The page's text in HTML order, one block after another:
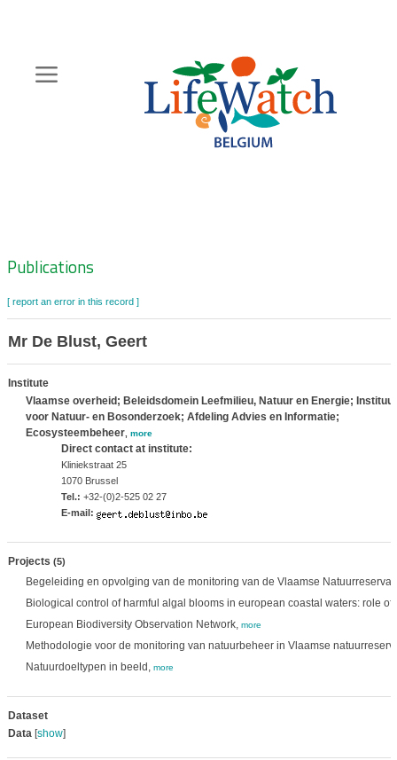
content
Zoeknavigatie
Publications
[ report an error in this record ]
Mr De Blust, Geert
Institute
Vlaamse overheid; Beleidsdomein Leefmilieu, Natuur en Energie; Instituut
voor Natuur- en Bosonderzoek; Afdeling Advies en Informatie;
Ecosysteembeheer, more
Direct contact at institute:
Kliniekstraat 25
1070 Brussel
Tel.: +32-(0)2-525 02 27
E-mail:
Projects (5)
Begeleiding en opvolging van de monitoring van de Vlaamse
Biological control of harmful algal blooms in european coastal waters: role
European Biodiversity Observation Network, more
Methodologie voor de monitoring van natuurbeheer in Vlaamse
Natuurdoeltypen in beeld, more
Dataset
Data[show]